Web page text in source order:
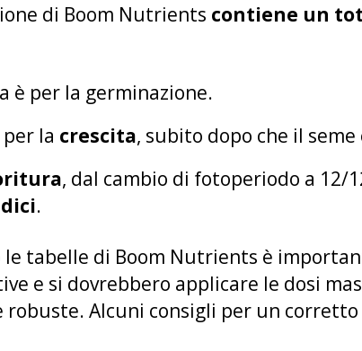
di Boom Nutrients contiene un
è per la germinazione.
la crescita, subito dopo che il
, dal cambio di fotoperiodo a 12/
.
tabelle di Boom Nutrients è
e si dovrebbero applicare le dosi
robuste. Alcuni consigli per un